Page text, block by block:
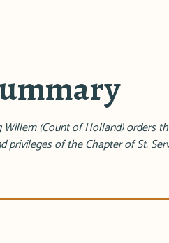
(Count of Holland) orders
privileges of the Chapter of St.